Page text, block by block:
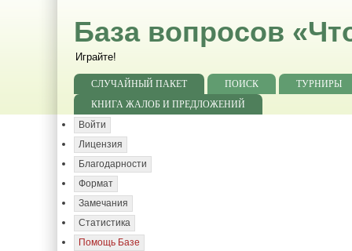
База вопросов
Играйте!
СЛУЧАЙНЫЙ ПАКЕТ ПОИСК
ТУРНИРЫ
КНИГА ЖАЛОБ И ПРЕДЛОЖЕНИЙ
Войти
Лицензия
Благодарности
Формат
Замечания
Статистика
Помощь Базе